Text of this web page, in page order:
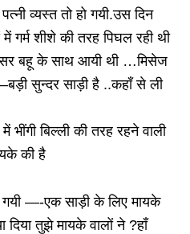
व्यस्त तो हो गयी.उस दिन
में गर्म शीशे की तरह पिघल रही थी
बहू के साथ आयी थी …मिसेज
सुन्दर साड़ी है ..कहाँ से ली
भींगी बिल्ली की तरह रहने वाली
की है
—-एक साड़ी के लिए मायके
दिया तुझे मायके वालों ने ?हाँ